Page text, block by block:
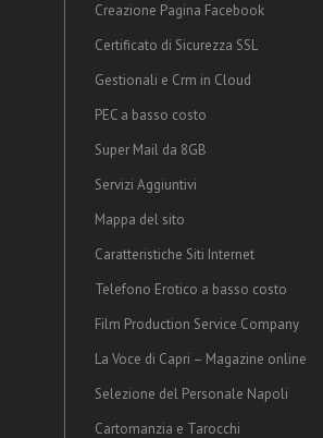
Creazione Pagina Facebook
Certificato di Sicurezza SSL
Gestionali e Crm in Cloud
PEC a basso costo
Super Mail da 8GB
Servizi Aggiuntivi
Mappa del sito
Caratteristiche Siti Internet
Telefono Erotico a basso costo
Film Production Service Company
La Voce di Capri – Magazine online
Selezione del Personale Napoli
Cartomanzia e Tarocchi